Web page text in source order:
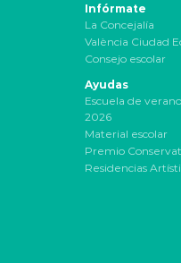
Infórmate
La Concejalía
València Ciudad
Consejo escolar
Ayudas
Escuela de
2026
Material escolar
Premio
Residencias